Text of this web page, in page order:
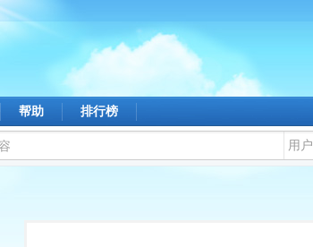
帮助 排行榜
用户